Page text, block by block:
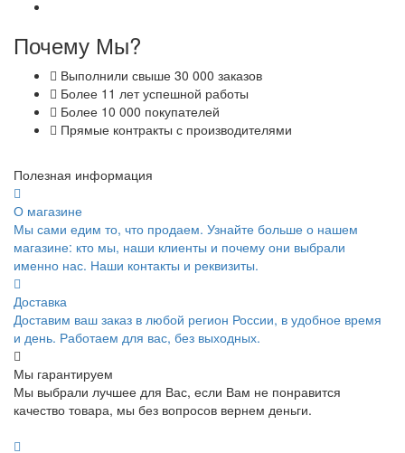
Почему Мы?
Выполнили свыше 30 000 заказов
Более 11 лет успешной работы
Более 10 000 покупателей
Прямые контракты с производителями
Полезная информация
О магазине
Мы сами едим то, что продаем. Узнайте больше о нашем
магазине: кто мы, наши клиенты и почему они выбрали
именно нас. Наши контакты и реквизиты.
Доставка
Доставим ваш заказ в любой регион России, в удобное время
и день. Работаем для вас, без выходных.
Мы гарантируем
Мы выбрали лучшее для Вас, если Вам не понравится
качество товара, мы без вопросов вернем деньги.